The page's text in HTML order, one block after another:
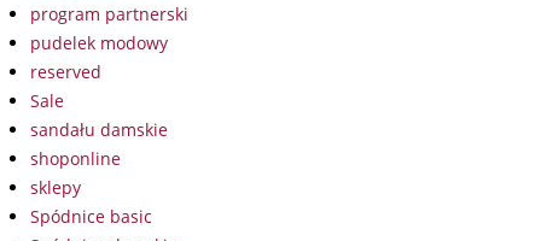
program partnerski
pudelek modowy
reserved
Sale
sandału damskie
shoponline
sklepy
Spódnice basic